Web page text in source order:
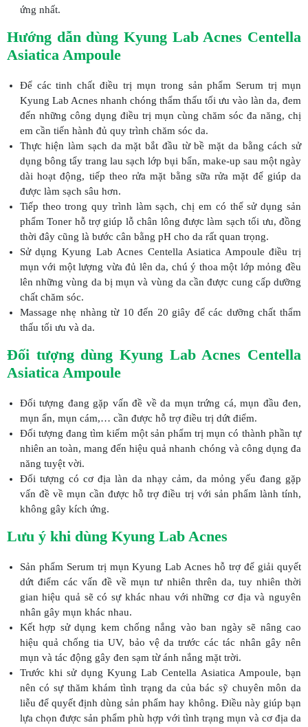
ứng nhất.
Hướng dẫn dùng Kyung Lab Acnes Centella
Asiatica Ampoule
Để các tinh chất điều trị mụn trong sản phẩm Serum trị mụn
Kyung Lab Acnes nhanh chóng thẩm thấu tối ưu vào làn da, đem
đến những công dụng điều trị mụn cùng chăm sóc đa năng, chị
em cần tiến hành đủ quy trình chăm sóc da.
Thực hiện làm sạch da mặt bắt đầu từ bề mặt da bằng cách sử
dụng bông tẩy trang lau sạch lớp bụi bẩn, make-up sau một ngày
dài hoạt động, tiếp theo rửa mặt bằng sữa rửa mặt để giúp da
được làm sạch sâu hơn.
Tiếp theo trong quy trình làm sạch, chị em có thể sử dụng sản
phẩm Toner hỗ trợ giúp lỗ chân lông được làm sạch tối ưu, đồng
thời đây cũng là bước cân bằng pH cho da rất quan trọng.
Sử dụng Kyung Lab Acnes Centella Asiatica Ampoule điều trị
mụn với một lượng vừa đủ lên da, chú ý thoa một lớp mỏng đều
lên những vùng da bị mụn và vùng da cần được cung cấp dưỡng
chất chăm sóc.
Massage nhẹ nhàng từ 10 đến 20 giây để các dưỡng chất thẩm
thấu tối ưu và da.
Đối tượng dùng Kyung Lab Acnes Centella
Asiatica Ampoule
Đối tượng đang gặp vấn đề về da mụn trứng cá, mụn đầu đen,
mụn ẩn, mụn cám,… cần được hỗ trợ điều trị dứt điểm.
Đối tượng đang tìm kiếm một sản phẩm trị mụn có thành phần tự
nhiên an toàn, mang đến hiệu quả nhanh chóng và công dụng đa
năng tuyệt vời.
Đối tượng có cơ địa làn da nhạy cảm, da mỏng yếu đang gặp
vấn đề về mụn cần được hỗ trợ điều trị với sản phẩm lành tính,
không gây kích ứng.
Lưu ý khi dùng Kyung Lab Acnes
Sản phẩm Serum trị mụn Kyung Lab Acnes hỗ trợ để giải quyết
dứt điểm các vấn đề về mụn tư nhiên thrên da, tuy nhiên thời
gian hiệu quả sẽ có sự khác nhau với những cơ địa và nguyên
nhân gây mụn khác nhau.
Kết hợp sử dụng kem chống nắng vào ban ngày sẽ nâng cao
hiệu quả chống tia UV, bảo vệ da trước các tác nhân gây nên
mụn và tác động gây đen sạm từ ánh nắng mặt trời.
Trước khi sử dụng Kyung Lab Centella Asiatica Ampoule, bạn
nên có sự thăm khám tình trạng da của bác sỹ chuyên môn da
liễu để quyết định dùng sản phẩm hay không. Điều này giúp bạn
lựa chọn được sản phẩm phù hợp với tình trạng mụn và cơ địa da